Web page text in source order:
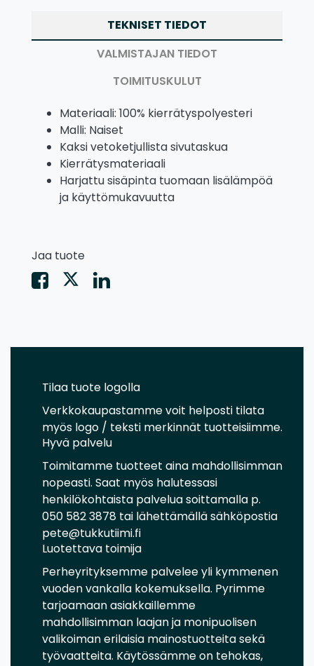
TEKNISET TIEDOT
VALMISTAJAN TIEDOT
TOIMITUSKULUT
Materiaali: 100% kierrätyspolyesteri
Malli: Naiset
Kaksi vetoketjullista sivutaskua
Kierrätysmateriaali
Harjattu sisäpinta tuomaan lisälämpöä
ja käyttömukavuutta
Jaa tuote
Tilaa tuote logolla
Verkkokaupastamme voit helposti tilata
myös logo / teksti merkinnät tuotteisiimme.
Hyvä palvelu
Toimitamme tuotteet aina mahdollisimman
nopeasti. Saat myös halutessasi
henkilökohtaista palvelua soittamalla p.
050 582 3878 tai lähettämällä sähköpostia
pete@tukkutiimi.fi
Luotettava toimija
Perheyrityksemme palvelee yli kymmenen
vuoden vankalla kokemuksella. Pyrimme
tarjoamaan asiakkaillemme
mahdollisimman laajan ja monipuolisen
valikoiman erilaisia mainostuotteita sekä
työvaatteita. Käytössämme on tehokas,